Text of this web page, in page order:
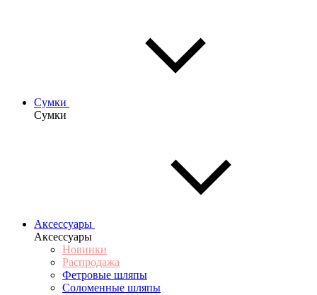
Сумки
Сумки
Аксессуары
Аксессуары
Новинки
Распродажа
Фетровые шляпы
Соломенные шляпы